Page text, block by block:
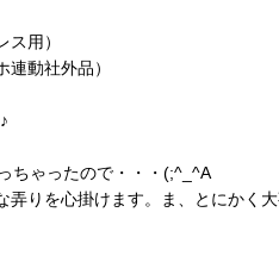
ス用）
連動社外品）
ちゃったので・・・(;^_^A
弄りを心掛けます。ま、とにかく